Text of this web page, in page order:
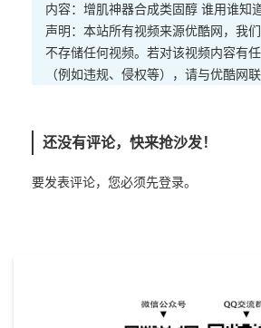
内容：增肌神器合成类固醇 谁用谁知
声明：本站所有视频来源优酷网，我们
不存储任何视频。若对该视频内容有
（例如违规、侵权等），请与优酷网
还没有评论，快来抢沙发！
要发表评论，您必须先登录。